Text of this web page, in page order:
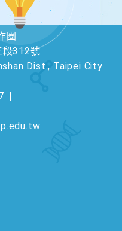
圈
段312號
Dist., Taipei City
|